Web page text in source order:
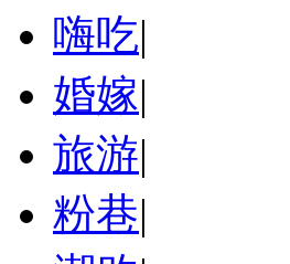
嗨吃|
婚嫁|
旅游|
粉巷|